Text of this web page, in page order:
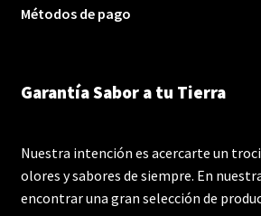
Métodos de pago
Garantía Sabor a tu Tierra
Nuestra intención es acercarte un
olores y sabores de siempre. En
encontrar una gran selección de